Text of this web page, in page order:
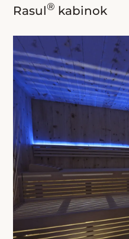
Rasul® kabinok